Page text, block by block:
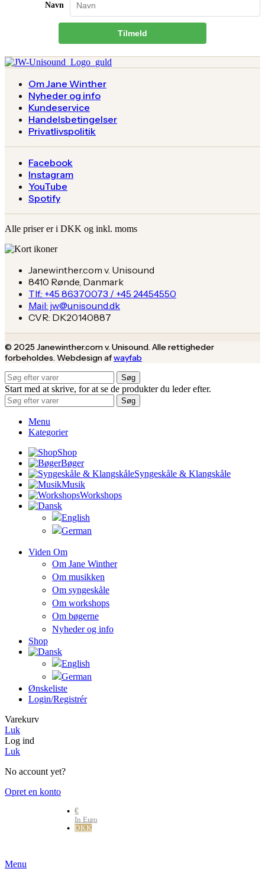
Navn
Tilmeld
Om Jane Winther
Nyheder og info
Kundeservice
Handelsbetingelser
Privatlivspolitik
Facebook
Instagram
YouTube
Spotify
Alle priser er i DKK og inkl. moms
Janewinther.com v. Unisound
8410 Rønde, Danmark
Tlf.: +45 86370073 / +45 24454550
Mail: jw@unisound.dk
CVR: DK20140887
© 2025 Janewinther.com v. Unisound. Alle rettigheder
forbeholdes. Webdesign afwayfab
Søg
Start med at skrive, for at se de produkter du leder efter.
Søg
Menu
Kategorier
Shop
Bøger
Syngeskåle & Klangskåle
Musik
Workshops
Viden Om
Om Jane Winther
Om musikken
Om syngeskåle
Om workshops
Om bøgerne
Nyheder og info
Shop
Ønskeliste
Login/registrér
Varekurv
Luk
Log ind
Luk
No account yet?
Opret en konto
€
In Euro
DKK
Menu